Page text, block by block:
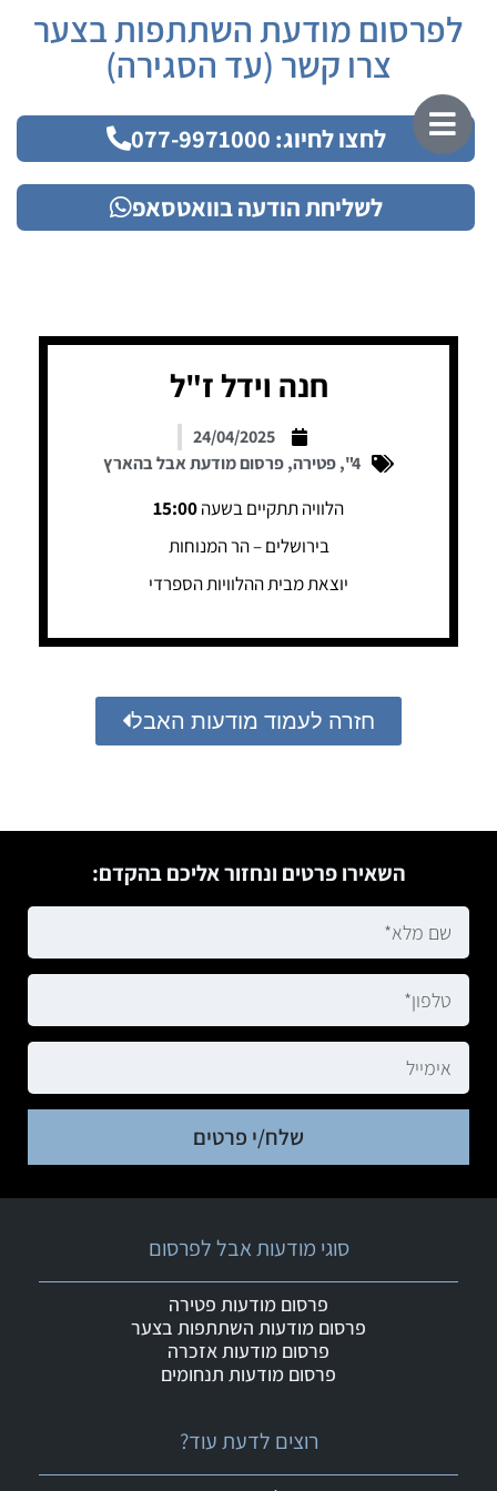
לפרסום מודעת השתתפות בצער
צרו קשר (עד הסגירה)
לחצו לחיוג: 077-9971000
לשליחת הודעה בוואטסאפ
חנה וידל ז"ל
24/04/2025
4"
,פטירה,פרסום מודעת אבל בהארץ
הלוויה תתקיים בשעה15:00
בירושלים – הר המנוחות
יוצאת מבית ההלוויות הספרדי
חזרה לעמוד מודעות האבל
השאירו פרטים ונחזור אליכם בהקדם:
שלח/י פרטים
רוצים לדעת עוד?
סוגי מודעות אבל לפרסום
פרסום מודעות פטירה
פרסום מודעות השתתפות בצער
פרסום מודעות אזכרה
פרסום מודעות תנחומים